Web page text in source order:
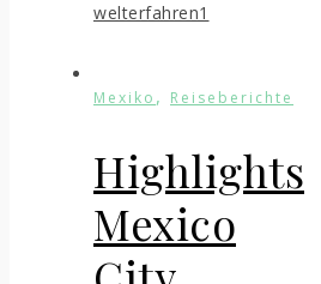
welterfahren1
Mexiko , Reiseberichte
Highlights
Mexico